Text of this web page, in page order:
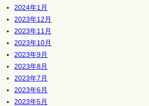
2024年1月
2023年12月
2023年11月
2023年10月
2023年9月
2023年8月
2023年7月
2023年6月
2023年5月